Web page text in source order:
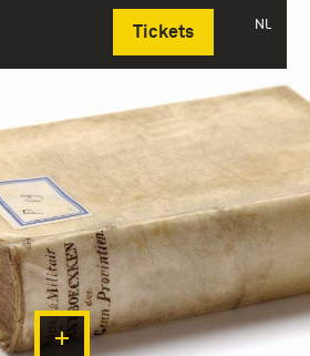
Tickets NL
Deutsch